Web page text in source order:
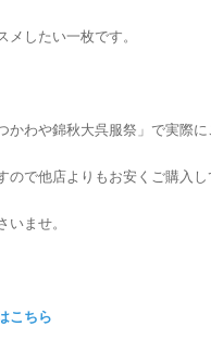
したい一枚です。
わや錦秋大呉服祭」で実際に
で他店よりもお安くご購入し
ませ。
こちら